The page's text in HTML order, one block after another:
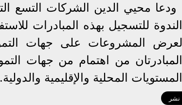
ودعا محيي الدين الشركات التسع
الندوة للتسجيل بهذه المبادرات
لعرض المشروعات على جهات
المبادرتان من اهتمام من جهات
المستويات المحلية والإقليمية والدولية.